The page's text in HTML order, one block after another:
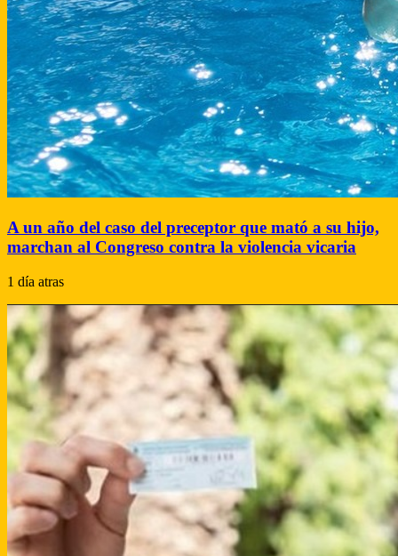
A un año del caso del preceptor que mató a su hijo,
marchan al Congreso contra la violencia vicaria
1 día atras